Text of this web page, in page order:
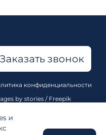
конфиденциальности
by stories / Freepik
Заказать звонок
и